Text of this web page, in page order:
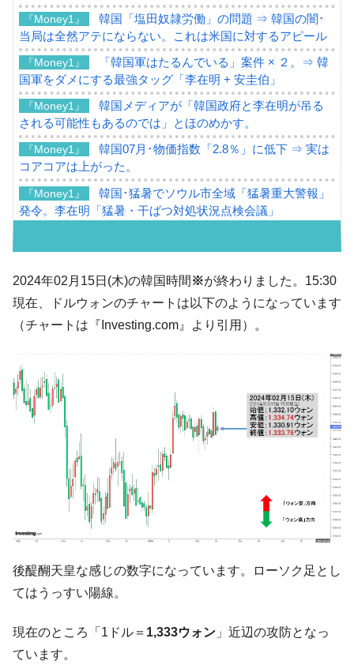
『Money1』
韓国「塩田奴隷労働」の問題 ⇒ 韓国の闇･
当局は全然アテにならない。これは米国に対するアピール
『Money1』
「韓国軍はたるんでいる」案件 × ２。⇒ 韓
国軍をダメにする最強タッグ「李在明 + 安圭伯」
『Money1』
韓国メディアが「韓国政府と李在明が吊る
される可能性もあるのでは」とほのめかす。
『Money1』
韓国07月･物価指数「2.8％」に低下 ⇒ 実は
コアコアは上がった。
『Money1』
韓国･猛暑でソウル市全域「猛暑重大警報」
発令。李在明「猛暑・干ばつ対処状況点検会議」
07月販売台数は去年のほぼ半分「71台」しか売れなかっ
た。『起亜』は9台だけ
『Money1』
韓国「信用赦免を何回やっても、何回やっ
落！
兵器「K10」が改良に乗り出す。
『Money1』
韓国「2026年07月の輸出入」絶好調。半導
体だけで410億ドル、輸出全体の41％もある
『Money1』
韓国･李在明「青年層の雇用状況が悪い。せ
や、若者に起業させよう」⇒ どんな雇用対策だソレ。
『Money1』
【韓国の外貨準備】2026年07月は4,279億ド
ル。外平債の発行「19.4億ドル」
『Money1』
『Money1』
韓国･李在明さっそく不動産対策で浅薄な発
言。
だ。
『Money1』
2024年02月15日(木)の韓国時間 ※が終わりました。15:30
現在、ドルウォンのチャートは以下のようになっています
（チャートは『Investing.com』より引用）。
後醍醐天皇な感じの数字になっています。ローソク足とし
てはうっすい陽線。
現在のところ「1ドル＝ 1,333ウォン 」近辺の攻防となっ
ています。